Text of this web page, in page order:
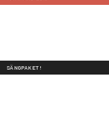
SÄNGPAKET!